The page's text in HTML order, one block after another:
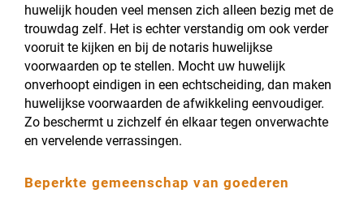
huwelijk houden veel mensen zich alleen bezig met de
trouwdag zelf. Het is echter verstandig om ook verder
vooruit te kijken en bij de notaris huwelijkse
voorwaarden op te stellen. Mocht uw huwelijk
onverhoopt eindigen in een echtscheiding, dan maken
huwelijkse voorwaarden de afwikkeling eenvoudiger.
Zo beschermt u zichzelf én elkaar tegen onverwachte
en vervelende verrassingen.
Beperkte gemeenschap van goederen